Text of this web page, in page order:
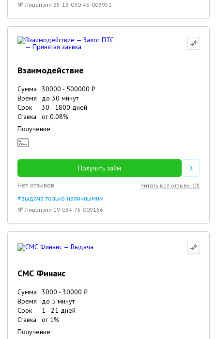
№ Лицензии 65-13-030-45-003951
Взаимодействие
Сумма 30000 - 500000 ₽
Время
до 30 минут
Срок
30 - 1800 дней
Ставка
от0.08%
Получение:
Получить займ
Нет отзывов
Читать все отзывы (0)
#выдача только наличнымим
№ Лицензии 19-034-75-009166
СМС Финанс
Сумма 3000 - 30000 ₽
Время
до 5 минут
Срок
1 - 21 дней
Ставка
от 1%
Получение: